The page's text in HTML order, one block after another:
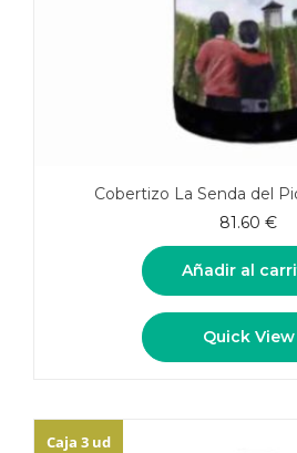
Cobertizo La Senda del
81.60 €
Añadir al
Quick View
Caja 3 ud